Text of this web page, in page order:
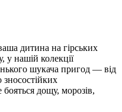
дитина на гірських
у нашій колекції
шукача пригод — від
зносостійких
дощу, морозів,